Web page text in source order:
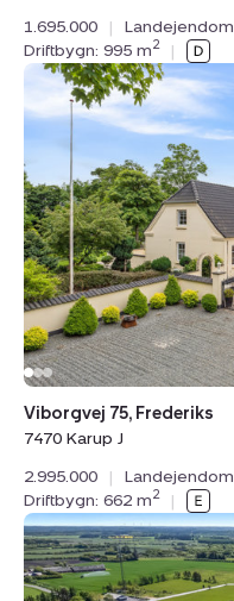
1.695.000
| Landejendom
Driftbygn: 995 m2 |
Landejendom:
Viborgvej
Frederiks,
7470
Karup
J
Viborgvej 75, Frederiks
7470 Karup J
2.995.000
| Landejendom
Driftbygn: 662 m2 |
Landejendom:
Damhusvej
3,